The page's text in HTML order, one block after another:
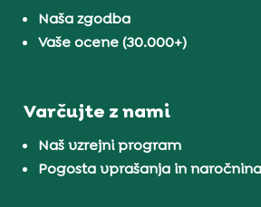
Naša zgodba
Vaše ocene (30.000+)
Varčujte z nami
Naš vzrejni program
Pogosta vprašanja in